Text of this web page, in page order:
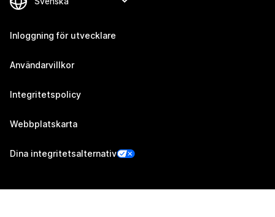
Inloggning för utvecklare
Användarvillkor
Integritetspolicy
Webbplatskarta
Dina integritetsalternativ